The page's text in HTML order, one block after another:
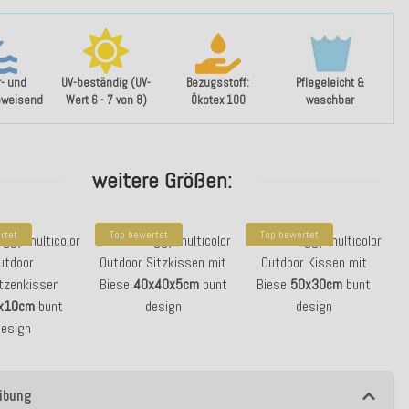
und
UV-beständig (UV-
Wert 6 - 7 von 8)
Bezugsstoff:
Ökotex 100
Pflegeleicht &
waschbar
weitere Größen:
multicolor
bunt
Top bewertet
H.O.C.K. Peggy multicolor
Outdoor Sitzkissen mit
Biese 40x40x5cmbunt
design
Top bewertet
H.O.C.K. Peggy multicolor
Outdoor Kissen mit
Biese 50x30cm bunt
design